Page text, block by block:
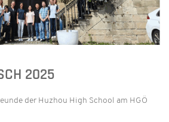
2025
der Huzhou High School am HGÖ